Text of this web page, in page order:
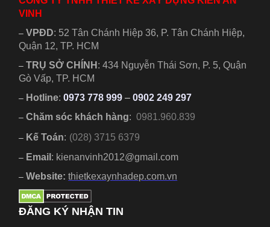
VINH
–VPĐD: 52 Tân Chánh Hiệp 36, P. Tân Chánh Hiệp,
Quận 12, TP. HCM
– TRỤ SỞ CHÍNH :434 Nguyễn Thái Sơn, P. 5, Quận
Gò Vấp, TP. HCM
– Hotline: 0973 778 999 –0902 249 297
– Chăm sóc khách hàng: 0981.960.839
– Kế Toán: (028) 3715 6379
– Email : kienanvinh2012@gmail.com
– Website:thietkexaynhadep.com.vn
ĐĂNG KÝ NHẬN TIN